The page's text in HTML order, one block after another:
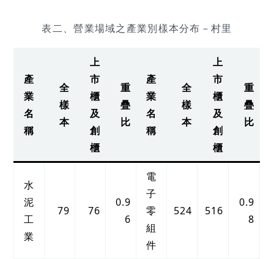
表二、營業場域之產業別樣本分布－村里
產
業
名
稱
全
樣
本
上
市
櫃
及
創
櫃
重
疊
比
產
業
名
稱
全
樣
本
上
市
櫃
及
創
櫃
重
疊
比
水
泥
工
業
79 76
0.9
6
電
子
零
組
件
524 516
0.9
8